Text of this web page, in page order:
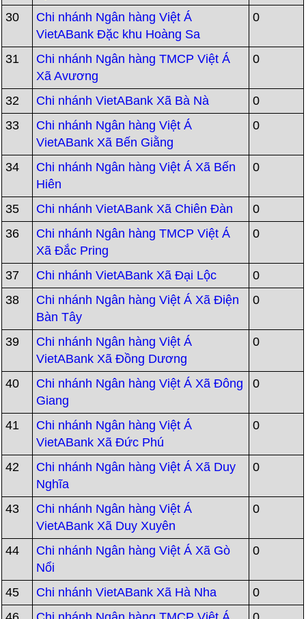
30
Chi nhánh Ngân hàng Việt Á
VietABank Đặc khu Hoàng Sa
0
31
Chi nhánh Ngân hàng TMCP Việt Á
Xã Avương
0
32 Chi nhánh VietABank Xã Bà Nà
0
33
Chi nhánh Ngân hàng Việt Á
VietABank Xã Bến Giằng
0
34
Chi nhánh Ngân hàng Việt Á Xã Bến
Hiên
0
35 Chi nhánh VietABank Xã Chiên Đàn
0
36
Chi nhánh Ngân hàng TMCP Việt Á
Xã Đắc Pring
0
37 Chi nhánh VietABank Xã Đại Lộc
0
38
Chi nhánh Ngân hàng Việt Á Xã Điện
Bàn Tây
0
39
Chi nhánh Ngân hàng Việt Á
VietABank Xã Đồng Dương
0
40
Chi nhánh Ngân hàng Việt Á Xã Đông
Giang
0
41
Chi nhánh Ngân hàng Việt Á
VietABank Xã Đức Phú
0
42
Chi nhánh Ngân hàng Việt Á Xã Duy
Nghĩa
0
43
Chi nhánh Ngân hàng Việt Á
VietABank Xã Duy Xuyên
0
44
Chi nhánh Ngân hàng Việt Á Xã Gò
Nổi
0
45 Chi nhánh VietABank Xã Hà Nha
0